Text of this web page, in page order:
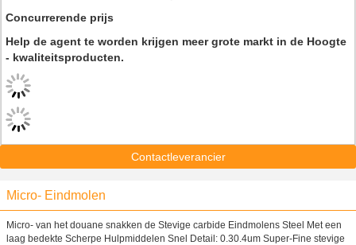
Concurrerende prijs
Help de agent te worden krijgen meer grote markt in de Hoogte
- kwaliteitsproducten.
Contactleverancier
Micro- Eindmolen
Micro- van het douane snakken de Stevige carbide Eindmolens Steel Met een
laag bedekte Scherpe Hulpmiddelen Snel Detail: 0.30.4um Super-Fine stevige